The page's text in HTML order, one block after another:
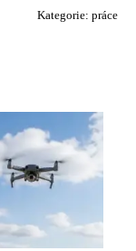
Kategorie: práce